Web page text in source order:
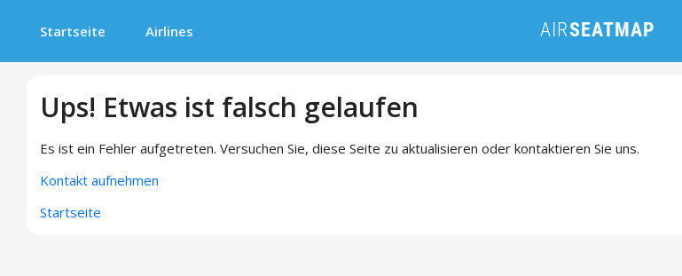
Startseite Airlines
Ups! Etwas ist falsch gelaufen
Es ist ein Fehler aufgetreten. Versuchen Sie, diese Seite zu aktualisieren oder kontaktieren Sie uns.
Kontakt aufnehmen
Startseite